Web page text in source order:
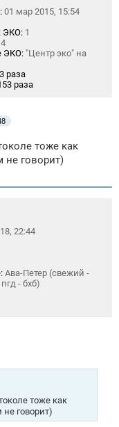
01 мар 2015, 15:54
ЭКО: 1
4
ЭКО: "Центр эко" на
раза
раза
тоже как
не говорит)
22:44
Ава-Петер (свежий -
- бхб)
тоже как
говорит)